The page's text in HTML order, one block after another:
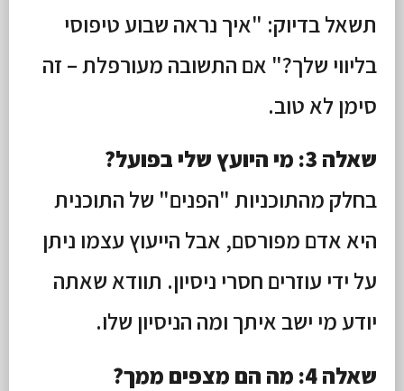
תשאל בדיוק: "איך נראה שבוע טיפוסי
בליווי שלך?" אם התשובה מעורפלת – זה
סימן לא טוב.
שאלה 3: מי היועץ שלי בפועל?
בחלק מהתוכניות "הפנים" של התוכנית
היא אדם מפורסם, אבל הייעוץ עצמו ניתן
על ידי עוזרים חסרי ניסיון. תוודא שאתה
יודע מי ישב איתך ומה הניסיון שלו.
שאלה 4: מה הם מצפים ממך?